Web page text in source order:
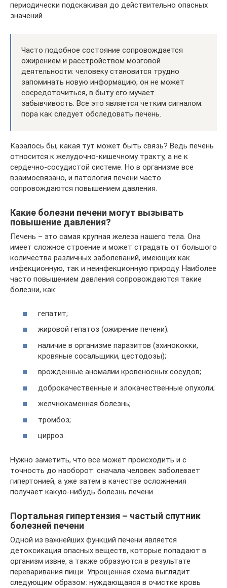
периодически подскакивая до действительно опасных
значений.
Часто подобное состояние сопровождается
ожирением и расстройством мозговой
деятельности: человеку становится трудно
запоминать новую информацию, он не может
сосредоточиться, в быту его мучает
забывчивость. Все это является четким сигналом:
пора как следует обследовать печень.
Казалось бы, какая тут может быть связь? Ведь печень
относится к желудочно-кишечному тракту, а не к
сердечно-сосудистой системе. Но в организме все
взаимосвязано, и патология печени часто
сопровождаются повышением давления.
Какие болезни печени могут вызывать
повышение давления?
Печень – это самая крупная железа нашего тела. Она
имеет сложное строение и может страдать от большого
количества различных заболеваний, имеющих как
инфекционную, так и неинфекционную природу. Наиболее
часто повышением давления сопровождаются такие
болезни, как:
гепатит;
жировой гепатоз (ожирение печени);
наличие в организме паразитов (эхинококки,
кровяные сосальщики, цестодозы);
врожденные аномалии кровеносных сосудов;
доброкачественные и злокачественные опухоли;
желчнокаменная болезнь;
тромбоз;
цирроз.
Нужно заметить, что все может происходить и с
точность до наоборот: сначала человек заболевает
гипертонией, а уже затем в качестве осложнения
получает какую-нибудь болезнь печени.
Портальная гипертензия – частый спутник
болезней печени
Одной из важнейших функций печени является
детоксикация опасных веществ, которые попадают в
организм извне, а также образуются в результате
переваривания пищи. Упрощенная схема выглядит
следующим образом: нуждающаяся в очистке кровь